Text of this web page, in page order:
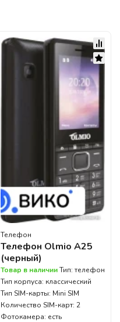
Телефон
Телефон Olmio A25
(черный)
Товар в наличииТип: телефон
Тип корпуса: классический
Тип SIM-карты: Mini SIM
Количество SIM-карт: 2
Фотокамера: есть